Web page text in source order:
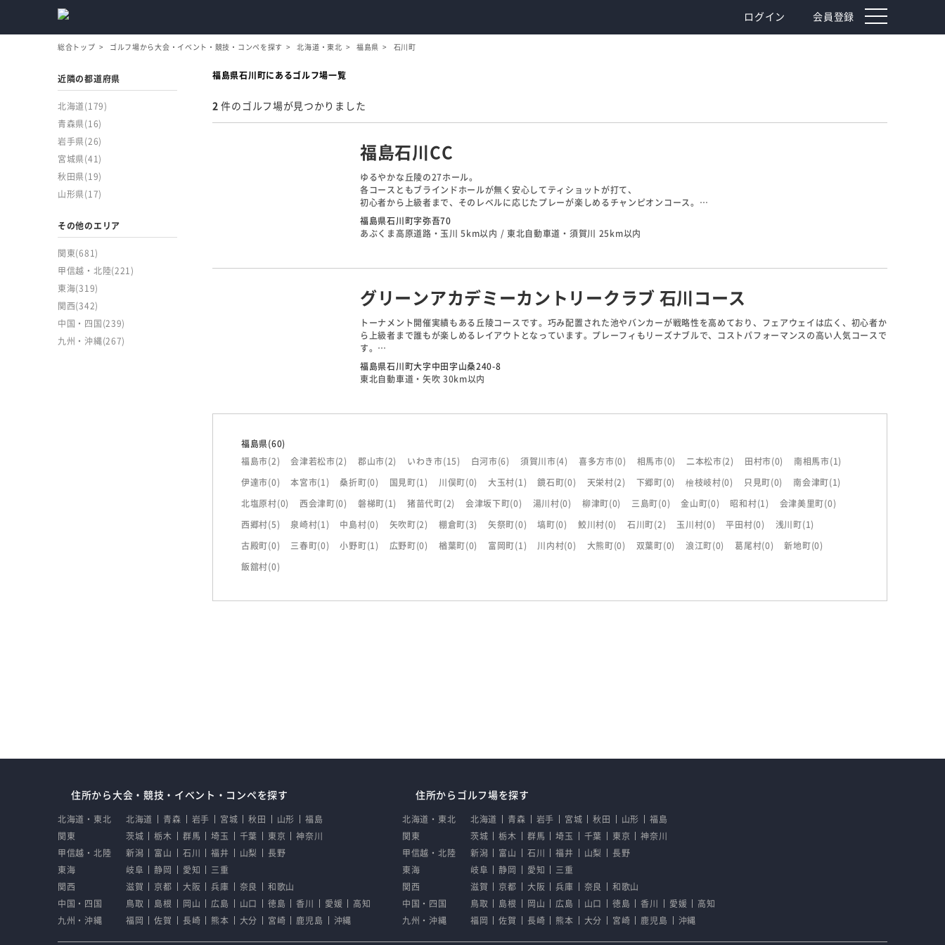
ログイン 会員登録
toggle
総合トップ ゴルフ場から大会・イベント・競技・コンペを探す 北海道・東北 福島県 石川町
近隣の都道府県
北海道 (179)
青森県 (16)
岩手県 (26)
宮城県 (41)
秋田県 (19)
山形県 (17)
その他のエリア
関東(681)
甲信越・北陸(221)
東海(319)
関西(342)
中国・四国 (239)
九州・沖縄 (267)
福島県石川町にあるゴルフ場一覧
2 件のゴルフ場が見つかりました
福島石川CC
ゆるやかな丘陵の27ホール。
各コースともブラインドホールが無く安心してティショットが打て、
初心者から上級者まで、そのレベルに応じたプレーが楽しめるチャンピオンコース。
東コースは比較的ゆるやかな起伏と広々としたレイアウトでのびのびとショットを打つことができます。
中コースは500ヤード後半の最長ホール7番やフラットで距離の短い3番など、
バリエーション豊かなホールが揃います。
福島県石川町字弥吾70
あぶくま高原道路・玉川 5km以内 / 東北自動車道・須賀川 25km以内
グリーンアカデミーカントリークラブ 石川コース
トーナメント開催実績もある丘陵コースです。巧み配置された池やバンカーが戦略性を高めており、フェアウェイは広く、初心者か
ら上級者まで誰もが楽しめるレイアウトとなっています。プレーフィもリーズナブルで、コストパフォーマンスの高い人気コースで
す。
17番の池越えは、4つのバンカーがガードするグリーンの左サイドの前後にマウンドがあるため、ピンポジションによって難易度が
変わるショートホールです。
福島県石川町大字中田字山桑240-8
東北自動車道・矢吹 30km以内
福島県(60)
福島市(2) 会津若松市(2) 郡山市(2) いわき市(15) 白河市(6) 須賀川市(4) 喜多方市(0) 相馬市(0) 二本松市(2) 田村市(0) 南相馬市(1)
伊達市(0) 本宮市(1) 桑折町(0) 国見町(1) 川俣町(0) 大玉村(1) 鏡石町(0) 天栄村(2) 下郷町(0) 檜枝岐村(0) 只見町(0) 南会津町(1)
北塩原村(0) 西会津町(0) 磐梯町(1) 猪苗代町(2) 会津坂下町(0) 湯川村(0) 柳津町(0) 三島町(0) 金山町(0) 昭和村(1) 会津美里町(0)
西郷村(5) 泉崎村(1) 中島村(0) 矢吹町(2) 棚倉町(3) 矢祭町(0) 塙町(0) 鮫川村(0) 石川町(2) 玉川村(0) 平田村(0) 浅川町(1)
古殿町(0) 三春町(0) 小野町(1) 広野町(0) 楢葉町(0) 富岡町(1) 川内村(0) 大熊町(0) 双葉町(0) 浪江町(0) 葛尾村(0) 新地町(0)
飯舘村(0)
住所から大会・競技・イベント・コンペを探す
北海道・東北 北海道 青森 岩手 宮城 秋田 山形
福島
関東
茨城 栃木 群馬 埼玉 千葉 東京
神奈川
甲信越・北陸
新潟 富山 石川 福井 山梨
長野
東海
岐阜 静岡 愛知
三重
関西
滋賀 京都 大阪 兵庫 奈良
和歌山
中国・四国
鳥取 島根 岡山 広島 山口 徳島 香川 愛媛
高知
九州・沖縄
福岡 佐賀 長崎 熊本 大分 宮崎 鹿児島 沖縄
住所からゴルフ場を探す
北海道・東北 北海道 青森 岩手 宮城 秋田 山形
福島
関東
茨城 栃木 群馬 埼玉 千葉 東京
神奈川
甲信越・北陸
新潟 富山 石川 福井 山梨
長野
東海
岐阜 静岡 愛知
三重
関西
滋賀 京都 大阪 兵庫 奈良
和歌山
中国・四国
鳥取 島根 岡山 広島 山口 徳島 香川 愛媛
高知
九州・沖縄
福岡 佐賀 長崎 熊本 大分 宮崎 鹿児島 沖縄